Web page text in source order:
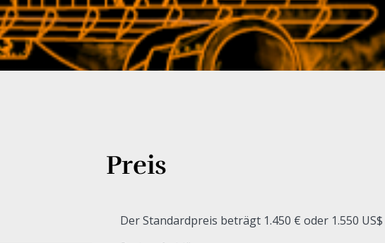
Preis
Der Standardpreis beträgt 1.450 € oder 1.550